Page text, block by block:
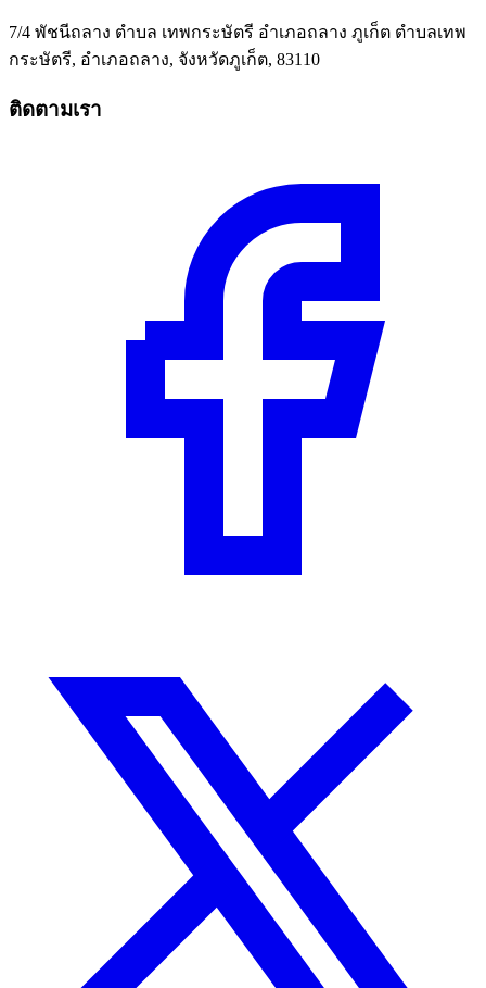
7/4 พัชนีถลาง ตำบล เทพกระษัตรี อำเภอถลาง ภูเก็ต ตำบลเทพ
กระษัตรี, อำเภอถลาง, จังหวัดภูเก็ต, 83110
ติดตามเรา